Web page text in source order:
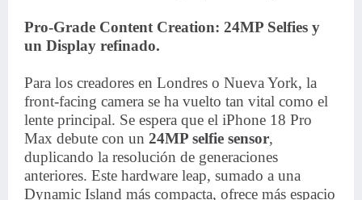
Pro-Grade Content Creation: 24MP Selfies y
un Display refinado.
Para los creadores en Londres o Nueva York, la
front-facing camera se ha vuelto tan vital como el
lente principal. Se espera que el iPhone 18 Pro
Max debute con un 24MP selfie sensor,
duplicando la resolución de generaciones
anteriores. Este hardware leap, sumado a una
Dynamic Island más compacta, ofrece más espacio